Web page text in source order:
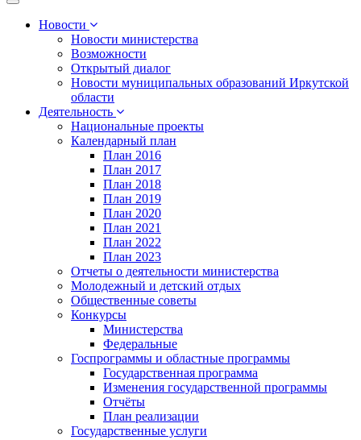
Toggle
navigationНовости
Новости министерства
Возможности
Открытый диалог
Новости муниципальных образований Иркутской
области
Деятельность
Национальные проекты
Календарный план
План 2016
План 2017
План 2018
План 2019
План 2020
План 2021
План 2022
План 2023
Отчеты о деятельности министерства
Молодежный и детский отдых
Общественные советы
Конкурсы
Министерства
Федеральные
Госпрограммы и областные программы
Государственная программа
Изменения государственной программы
Отчёты
План реализации
Государственные услуги